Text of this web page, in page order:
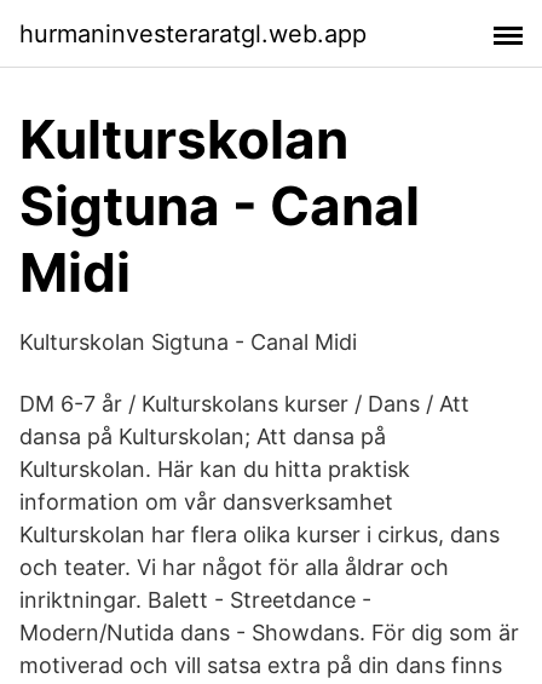
hurmaninvesteraratgl.web.app
Kulturskolan
Sigtuna - Canal
Midi
Kulturskolan Sigtuna - Canal Midi
DM 6-7 år / Kulturskolans kurser / Dans / Att
dansa på Kulturskolan; Att dansa på
Kulturskolan. Här kan du hitta praktisk
information om vår dansverksamhet
Kulturskolan har flera olika kurser i cirkus, dans
och teater. Vi har något för alla åldrar och
inriktningar. Balett - Streetdance -
Modern/Nutida dans - Showdans. För dig som är
motiverad och vill satsa extra på din dans finns